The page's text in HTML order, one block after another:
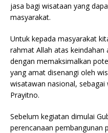
jasa bagi wisataan yang
masyarakat.
Untuk kepada masyarakat
rahmat Allah atas keindahan
dengan memaksimalkan
yang amat disenangi oleh
wisatawan nasional,
Prayitno.
Sebelum kegiatan dimulai
perencanaan pembangunan